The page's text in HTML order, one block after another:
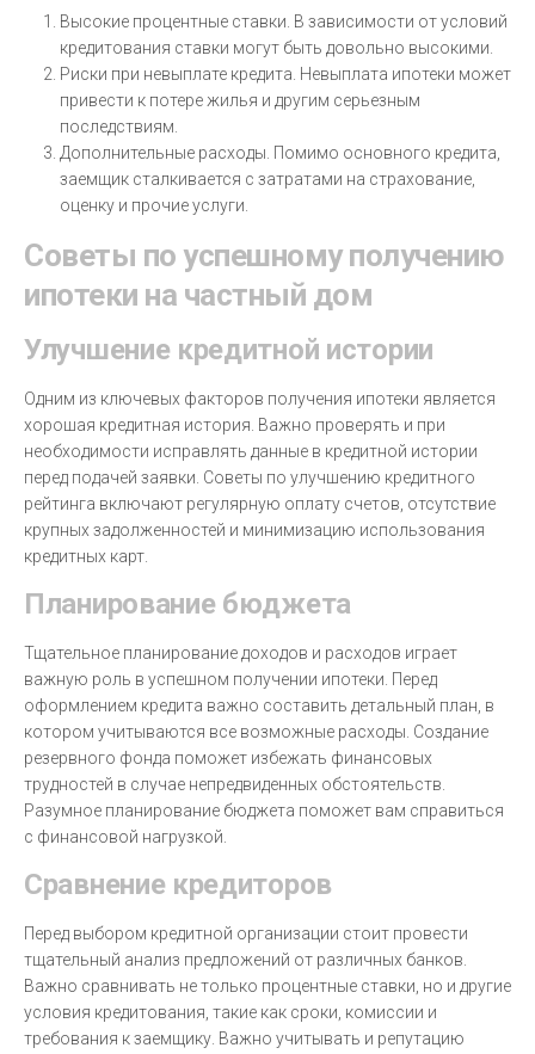
Высокие процентные ставки. В зависимости от условий
кредитования ставки могут быть довольно высокими.
Риски при невыплате кредита. Невыплата ипотеки может
привести к потере жилья и другим серьезным
последствиям.
Дополнительные расходы. Помимо основного кредита,
заемщик сталкивается с затратами на страхование,
оценку и прочие услуги.
Советы по успешному получению
ипотеки на частный дом
Улучшение кредитной истории
Одним из ключевых факторов получения ипотеки является
хорошая кредитная история. Важно проверять и при
необходимости исправлять данные в кредитной истории
перед подачей заявки. Советы по улучшению кредитного
рейтинга включают регулярную оплату счетов, отсутствие
крупных задолженностей и минимизацию использования
кредитных карт.
Планирование бюджета
Тщательное планирование доходов и расходов играет
важную роль в успешном получении ипотеки. Перед
оформлением кредита важно составить детальный план, в
котором учитываются все возможные расходы. Создание
резервного фонда поможет избежать финансовых
трудностей в случае непредвиденных обстоятельств.
Разумное планирование бюджета поможет вам справиться
с финансовой нагрузкой.
Сравнение кредиторов
Перед выбором кредитной организации стоит провести
тщательный анализ предложений от различных банков.
Важно сравнивать не только процентные ставки, но и другие
условия кредитования, такие как сроки, комиссии и
требования к заемщику. Важно учитывать и репутацию